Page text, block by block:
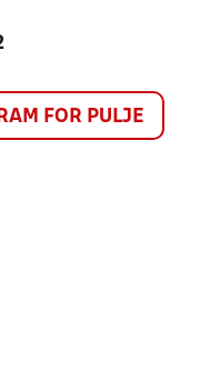
FOR PULJE